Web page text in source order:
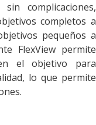
complicaciones,
completos a
pequeños a
FlexView permite
el objetivo para
lo que permite